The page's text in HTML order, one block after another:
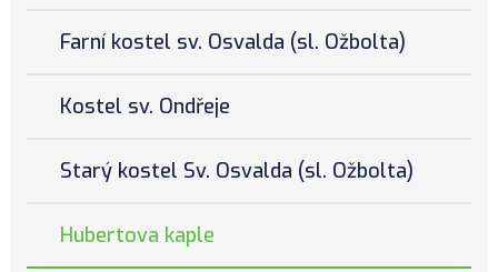
Farní kostel sv. Osvalda (sl. Ožbolta)
Kostel sv. Ondřeje
Starý kostel Sv. Osvalda (sl. Ožbolta)
Hubertova kaple